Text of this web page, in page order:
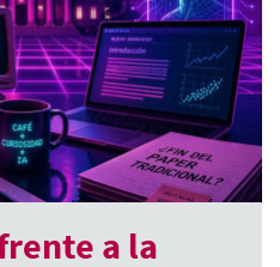
a la